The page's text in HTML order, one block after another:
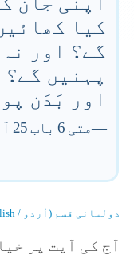
کیا
گے؟ اور
پہنیں
اور بَدَن
—متی 6 باب 25 آیت
دولسانی قسم (اُردو / English)
آج کی آیت پر